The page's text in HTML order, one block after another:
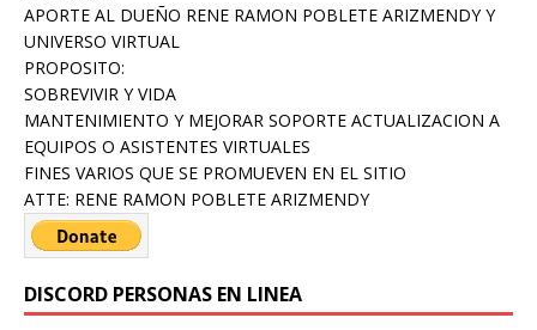
APORTE AL DUEÑO RENE RAMON POBLETE ARIZMENDY Y
UNIVERSO VIRTUAL
PROPOSITO:
SOBREVIVIR Y VIDA
MANTENIMIENTO Y MEJORAR SOPORTE ACTUALIZACION A
EQUIPOS O ASISTENTES VIRTUALES
FINES VARIOS QUE SE PROMUEVEN EN EL SITIO
ATTE: RENE RAMON POBLETE ARIZMENDY
DISCORD PERSONAS EN LINEA